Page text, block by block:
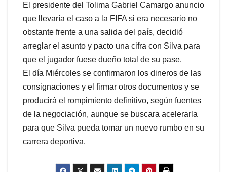
El presidente del Tolima Gabriel Camargo anuncio
que llevaría el caso a la FIFA si era necesario no
obstante frente a una salida del país, decidió
arreglar el asunto y pacto una cifra con Silva para
que el jugador fuese dueño total de su pase.
El día Miércoles se confirmaron los dineros de las
consignaciones y el firmar otros documentos y se
producirá el rompimiento definitivo, según fuentes
de la negociación, aunque se buscara acelerarla
para que Silva pueda tomar un nuevo rumbo en su
carrera deportiva.